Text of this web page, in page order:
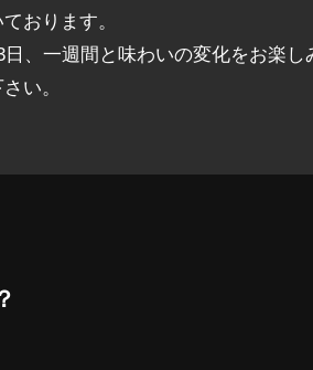
おります。
、一週間と味わいの変化をお楽し
い。